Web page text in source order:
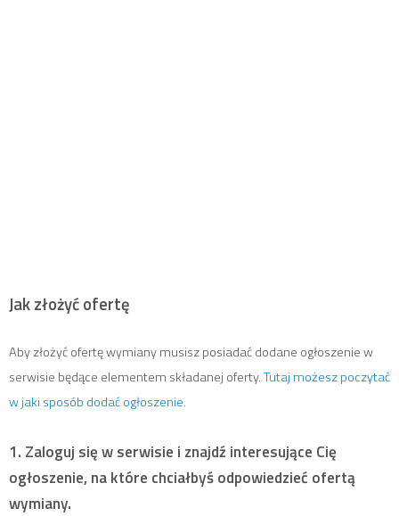
Jak złożyć ofertę
Aby złożyć ofertę wymiany musisz posiadać dodane ogłoszenie w
serwisie będące elementem składanej oferty.Tutaj możesz poczytać
w jaki sposób dodać ogłoszenie.
1. Zaloguj się w serwisie i znajdź interesujące Cię
ogłoszenie, na które chciałbyś odpowiedzieć ofertą
wymiany.